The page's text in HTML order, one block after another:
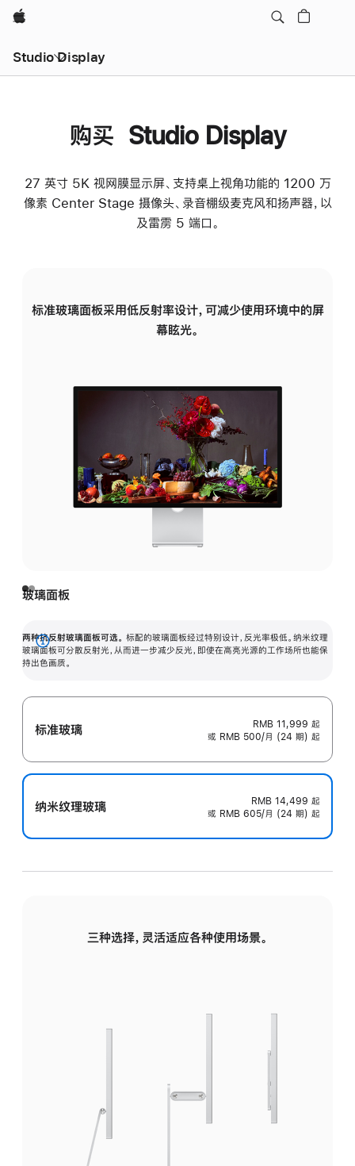
Apple
Studio Display
购买 Studio Display
27 英寸 5K 视网膜显示屏、支持桌上视角功能的 1200 万
像素 Center Stage 摄像头、录音棚级麦克风和扬声器，以
及雷雳 5 端口。
标准玻璃面板采用低反射率设计，可减少使用环境中的屏
幕眩光。
玻璃面板
两种抗反射玻璃面板可选。 标配的玻璃面板经过特别设计，反光率极低。纳米纹理
玻璃面板可分散反射光，从而进一步减少反光，即使在高亮光源的工作场所也能保
持出色画质。
展
开
标准玻璃 RMB 11,999 起
或 RMB 500/月 (24 期) 起
纳米纹理玻璃 RMB 14,499 起
或 RMB 605/月 (24 期) 起
三种选择，灵活适应各种使用场景。